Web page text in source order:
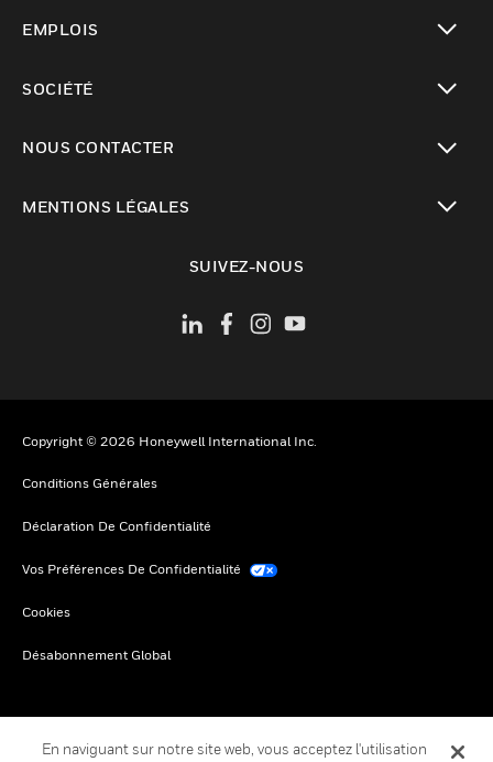
EMPLOIS
SOCIÉTÉ
NOUS CONTACTER
MENTIONS LÉGALES
SUIVEZ-NOUS
Copyright © 2026 Honeywell International Inc.
Conditions Générales
Déclaration De Confidentialité
Vos Préférences De Confidentialité
Cookies
Désabonnement Global
En naviguant sur notre site web, vous acceptez l'utilisation